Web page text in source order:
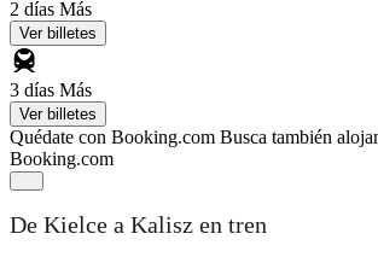
2 días Más
Ver billetes
3 días Más
Ver billetes
Quédate con Booking.com Busca también
Booking.com
De Kielce a Kalisz en tren